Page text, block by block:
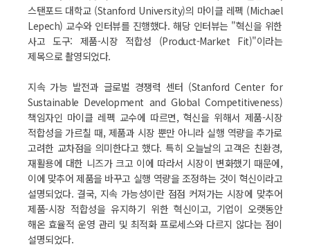
스탠포드 대학교 (Stanford University)의 마이클 레펙 (Michael
Lepech) 교수와 인터뷰를 진행했다. 해당 인터뷰는 "혁신을 위한
사고 도구: 제품-시장 적합성 (Product-Market Fit)"이라는
제목으로 촬영되었다.
지속 가능 발전과 글로벌 경쟁력 센터 (Stanford Center for
Sustainable Development and Global Competitiveness)
책임자인 마이클 레펙 교수에 따르면, 혁신을 위해서 제품-시장
적합성을 가르칠 때, 제품과 시장 뿐만 아니라 실행 역량을 추가로
고려한 교차점을 의미한다고 했다. 특히 오늘날의 고객은 친환경,
재활용에 대한 니즈가 크고 이에 따라서 시장이 변화했기 때문에,
이에 맞추어 제품을 바꾸고 실행 역량을 조정하는 것이 혁신이라고
설명되었다. 결국, 지속 가능성이란 점점 커져가는 시장에 맞추어
제품-시장 적합성을 유지하기 위한 혁신이고, 기업이 오랫동안
해온 효율적 운영 관리 및 최적화 프로세스와 다르지 않다는 점이
설명되었다.